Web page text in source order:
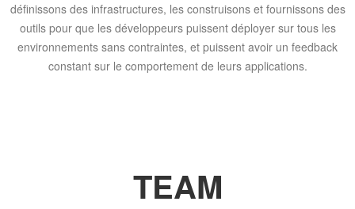
définissons des infrastructures, les construisons et fournissons des
outils pour que les développeurs puissent déployer sur tous les
environnements sans contraintes, et puissent avoir un feedback
constant sur le comportement de leurs applications.
TEAM